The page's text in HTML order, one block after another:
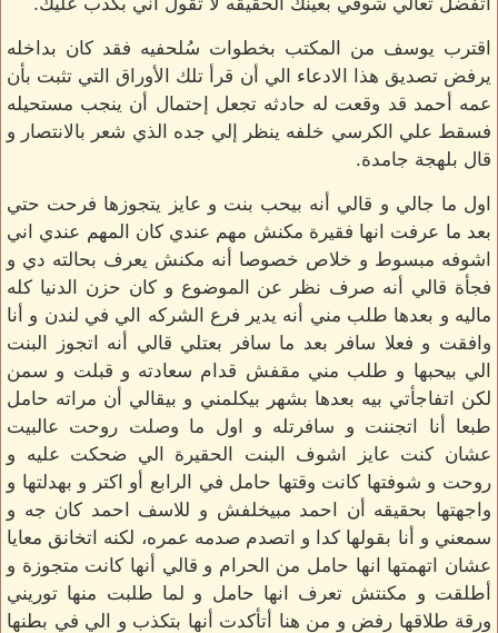
اقترب يوسف من المكتب بخطوات سُلحفيه فقد كان بداخله
يرفض تصديق هذا الادعاء الي أن قرأ تلك الأوراق التي تثبت بأن
عمه أحمد قد وقعت له حادثه تجعل إحتمال أن ينجب مستحيله
فسقط علي الكرسي خلفه ينظر إلي جده الذي شعر بالانتصار و
قال بلهجة جامدة.
اول ما جالي و قالي أنه بيحب بنت و عايز يتجوزها فرحت حتي
بعد ما عرفت انها فقيرة مكنش مهم عندي كان المهم عندي اني
اشوفه مبسوط و خلاص خصوصا أنه مكنش يعرف بحالته دي و
فجأة قالي أنه صرف نظر عن الموضوع و كان حزن الدنيا كله
ماليه و بعدها طلب مني أنه يدير فرع الشركه الي في لندن و أنا
وافقت و فعلا سافر بعد ما سافر بعتلي قالي أنه اتجوز البنت
الي بيحبها و طلب مني مقفش قدام سعادته و قبلت و سمن
لكن اتفاجأتي بيه بعدها بشهر بيكلمني و بيقالي أن مراته حامل
طبعا أنا اتجننت و سافرتله و اول ما وصلت روحت عالبيت
عشان كنت عايز اشوف البنت الحقيرة الي ضحكت عليه و
روحت و شوفتها كانت وقتها حامل في الرابع أو اكتر و بهدلتها و
واجهتها بحقيقه أن احمد مبيخلفش و للاسف احمد كان جه و
سمعني و أنا بقولها كدا و اتصدم صدمه عمره، لكنه اتخانق معايا
عشان اتهمتها انها حامل من الحرام و قالي أنها كانت متجوزة و
أطلقت و مكنتش تعرف انها حامل و لما طلبت منها توريني
ورقة طلاقها رفض و من هنا أتأكدت أنها بتكذب و الي في بطنها